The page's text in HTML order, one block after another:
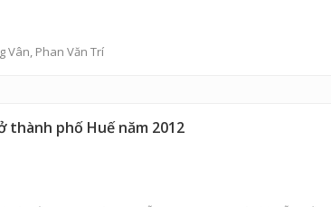
Vân, Phan Văn Trí
phố Huế năm 2012